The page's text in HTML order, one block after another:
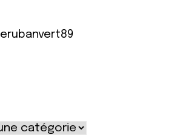
lerubanvert89